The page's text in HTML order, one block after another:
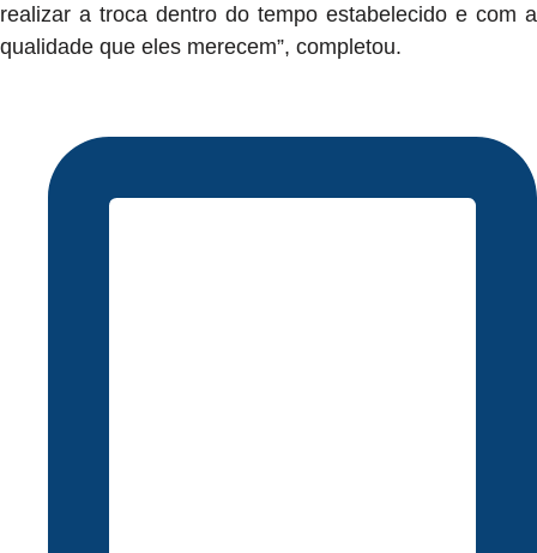
realizar a troca dentro do tempo estabelecido e com a
qualidade que eles merecem”, completou.